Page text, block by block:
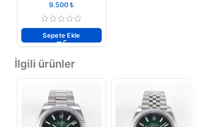
₺
Sepete Ekle
İlgili ürünler